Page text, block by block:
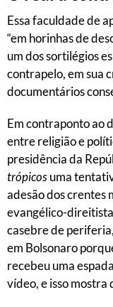
Essa faculdade de
“em horinhas de
um dos sortilégios
contrapelo, em sua
documentários
Em contraponto ao
entre religião e
presidência da
trópicosuma
adesão dos crentes
evangélico-
casebre de
em Bolsonaro
recebeu uma
vídeo, e isso mostra